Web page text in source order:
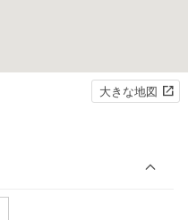
大きな地図